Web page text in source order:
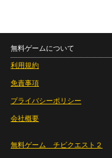
無料ゲームについて
利用規約
免責事項
プライバシーポリシー
会社概要
無料ゲーム チビクエスト２